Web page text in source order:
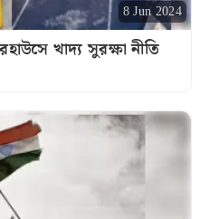
8 Jun 2024
খাদ্য সুরক্ষা নীতি